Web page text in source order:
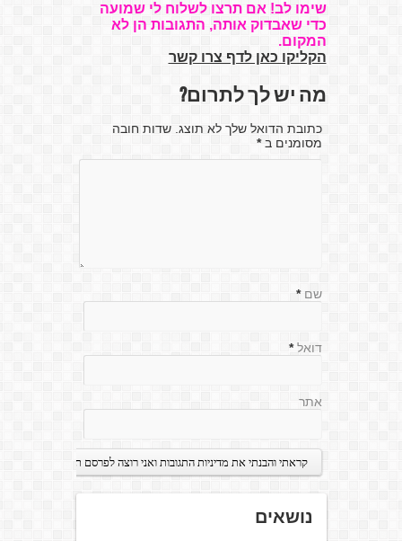
שימו לב! אם תרצו לשלוח לי שמועה
כדי שאבדוק אותה, התגובות הן לא
המקום.
הקליקו כאן לדף צרו קשר
מה יש לך לתרום?
כתובת הדואל שלך לא תוצג. שדות חובה
מסומנים ב*
שם *
דואל *
אתר
נושאים